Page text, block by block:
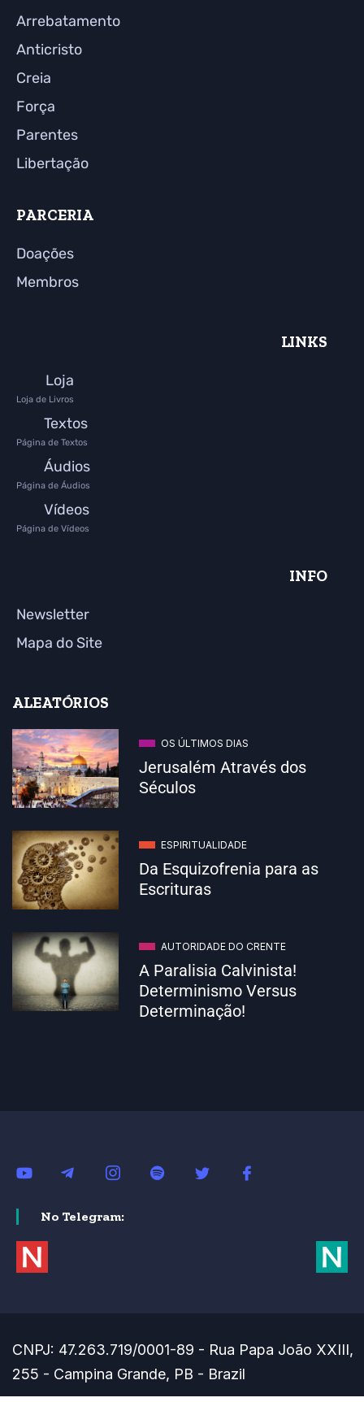
Arrebatamento
Anticristo
Creia
Força
Parentes
Libertação
PARCERIA
Doações
Membros
LINKS
Loja
Loja de Livros
Textos
Página de Textos
Áudios
Página de Áudios
Vídeos
Página de Vídeos
INFO
Newsletter
Mapa do Site
ALEATÓRIOS
OS ÚLTIMOS DIAS
Jerusalém Através dos
Séculos
ESPIRITUALIDADE
Da Esquizofrenia para as
Escrituras
AUTORIDADE DO CRENTE
A Paralisia Calvinista!
Determinismo Versus
Determinação!
No Telegram:
CNPJ: 47.263.719/0001-89 - Rua Papa João XXIII,
255 - Campina Grande, PB - Brazil